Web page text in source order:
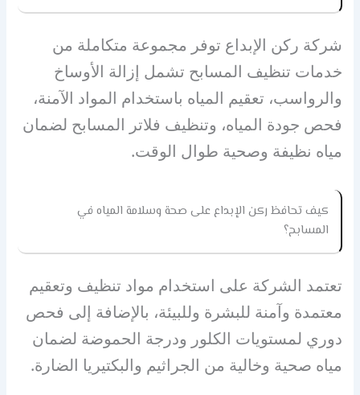
شركة ركن الإبداع توفر مجموعة متكاملة من
خدمات تنظيف المسابح تشمل إزالة الأوساخ
والرواسب، تعقيم المياه باستخدام المواد الآمنة،
فحص جودة المياه، وتنظيف فلاتر المسابح لضمان
مياه نظيفة وصحية طوال الوقت.
كيف تحافظ ركن الإبداع على صحة وسلامة المياه في
المسابح؟
تعتمد الشركة على استخدام مواد تنظيف وتعقيم
معتمدة وآمنة للبشرة وللبيئة، بالإضافة إلى فحص
دوري لمستويات الكلور ودرجة الحموضة لضمان
مياه صحية وخالية من الجراثيم والبكتيريا الضارة.